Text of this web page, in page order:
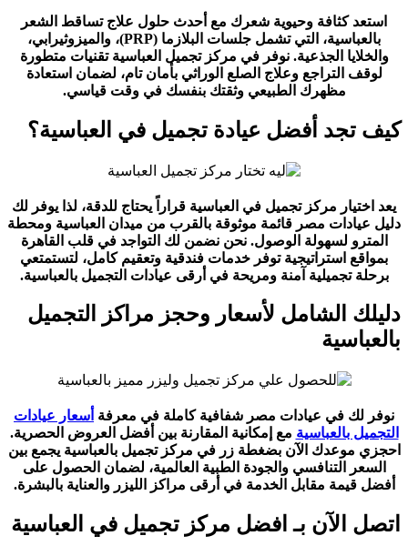
استعد كثافة وحيوية شعرك مع أحدث حلول علاج تساقط الشعر
بالعباسية، التي تشمل جلسات البلازما (PRP)، والميزوثيرابي،
والخلايا الجذعية. نوفر في مركز تجميل العباسية تقنيات متطورة
لوقف التراجع وعلاج الصلع الوراثي بأمان تام، لضمان استعادة
مظهرك الطبيعي وثقتك بنفسك في وقت قياسي.
كيف تجد أفضل عيادة تجميل في العباسية؟
يعد اختيار مركز تجميل في العباسية قراراً يحتاج للدقة، لذا يوفر لك
دليل عيادات مصر قائمة موثوقة بالقرب من ميدان العباسية ومحطة
المترو لسهولة الوصول. نحن نضمن لك التواجد في قلب القاهرة
بمواقع استراتيجية توفر خدمات فندقية وتعقيم كامل، لتستمتعي
برحلة تجميلية آمنة ومريحة في أرقى عيادات التجميل بالعباسية.
دليلك الشامل لأسعار وحجز مراكز التجميل
بالعباسية
نوفر لك في عيادات مصر شفافية كاملة في معرفة أسعار عيادات
التجميل بالعباسية مع إمكانية المقارنة بين أفضل العروض الحصرية.
احجزي موعدك الآن بضغطة زر في مركز تجميل بالعباسية يجمع بين
السعر التنافسي والجودة الطبية العالمية، لضمان الحصول على
أفضل قيمة مقابل الخدمة في أرقى مراكز الليزر والعناية بالبشرة.
اتصل الآن بـ افضل مركز تجميل في العباسية